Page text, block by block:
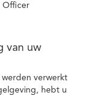
Officer
van uw
verwerkt
hebt u